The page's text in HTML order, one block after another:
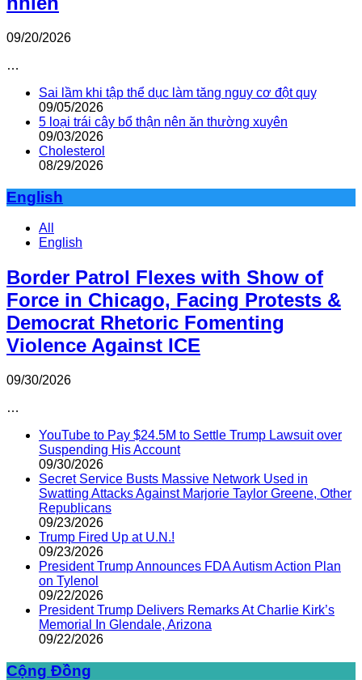
09/20/2026
…
Sai lầm khi tập thể dục làm tăng nguy cơ đột quỵ
09/05/2026
5 loại trái cây bổ thận nên ăn thường xuyên
09/03/2026
Cholesterol
08/29/2026
English
All
English
Border Patrol Flexes with Show of
Force in Chicago, Facing Protests &
Democrat Rhetoric Fomenting
Violence Against ICE
09/30/2026
…
YouTube to Pay $24.5M to Settle Trump Lawsuit over
Suspending His Account
09/30/2026
Secret Service Busts Massive Network Used in
Swatting Attacks Against Marjorie Taylor Greene, Other
Republicans
09/23/2026
Trump Fired Up at U.N.!
09/23/2026
President Trump Announces FDA Autism Action Plan
on Tylenol
09/22/2026
President Trump Delivers Remarks At Charlie Kirk’s
Memorial In Glendale, Arizona
09/22/2026
Cộng Đồng